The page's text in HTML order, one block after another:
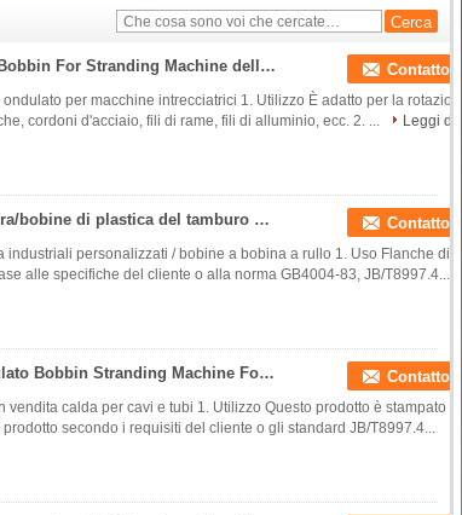
Onduli la bobina d'acciaio Bobbin For Stranding Machine dell'avvolgicavo Contatto
per macchine intrecciatrici 1. Utilizzo È adatto per la rotazione
cordoni d'acciaio, fili di rame, fili di alluminio, ecc. 2. ...
Leggi di
Acciaio industriale su misura/bobine di plastica del tamburo per cavi/bobina a un solo strato Contatto
industriali personalizzati / bobine a bobina a rullo 1. Uso Flanche di
alle specifiche del cliente o alla norma GB4004-83, JB/T8997.4...
Avvolgicavo d'acciaio ondulato Bobbin Stranding Machine For Pipes a un solo strato Contatto
calda per cavi e tubi 1. Utilizzo Questo prodotto è stampato e
secondo i requisiti del cliente o gli standard JB/T8997.4...